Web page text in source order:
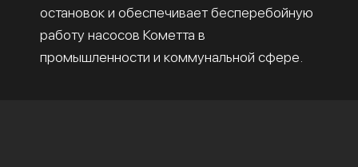
остановок и обеспечивает бесперебойную
работу насосов Кометта в
промышленности и коммунальной сфере.